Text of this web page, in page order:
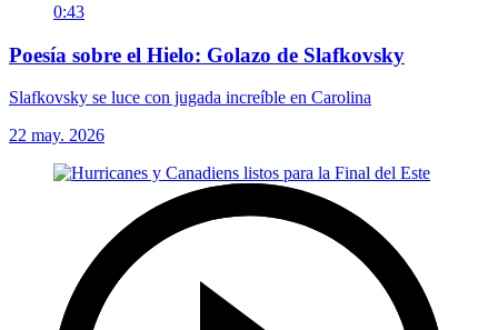
0:43
Poesía sobre el Hielo: Golazo de Slafkovsky
Slafkovsky se luce con jugada increíble en Carolina
22 may. 2026